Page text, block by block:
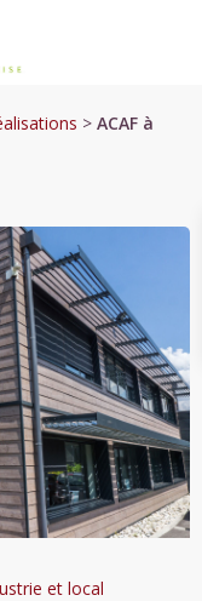
> ACAF à
et local